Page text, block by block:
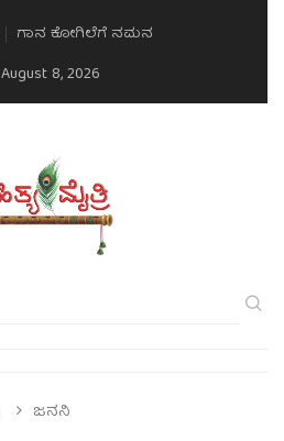
ಗಾನ ಕೋಗಿಲೆಗೆ ನಮನ
August 8, 2026
ಜನನಿ